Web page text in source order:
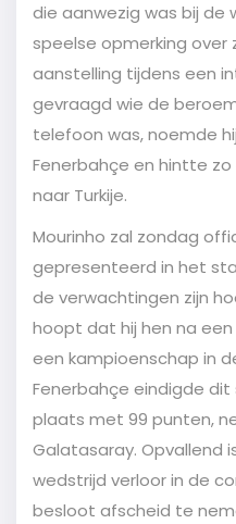
die aanwezig was bij de
speelse opmerking over
aanstelling tijdens een
gevraagd wie de
telefoon was, noemde
Fenerbahçe en hintte
naar Turkije.
Mourinho zal zondag
gepresenteerd in het
de verwachtingen zijn
hoopt dat hij hen na
een kampioenschap in
Fenerbahçe eindigde
plaats met 99 punten,
Galatasaray. Opvallend
wedstrijd verloor in de
besloot afscheid te